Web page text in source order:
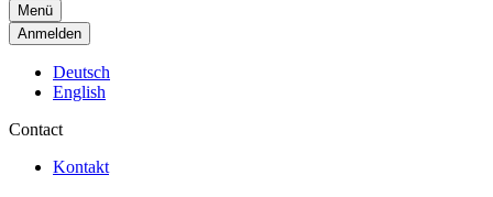
Menü
Anmelden
Deutsch
English
Contact
Kontakt